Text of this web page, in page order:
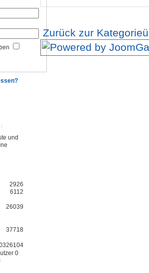
und
2926
6112
26039
37718
0
Zurück zur